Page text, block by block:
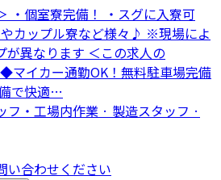
・個室寮完備！ ・スグに入寮可
カップル寮など様々♪ ※現場によ
が異なります ＜この求人の
マイカー通勤OK！無料駐車場完備
で快適…
フ・工場内作業 · 製造スタッフ ·
い合わせください